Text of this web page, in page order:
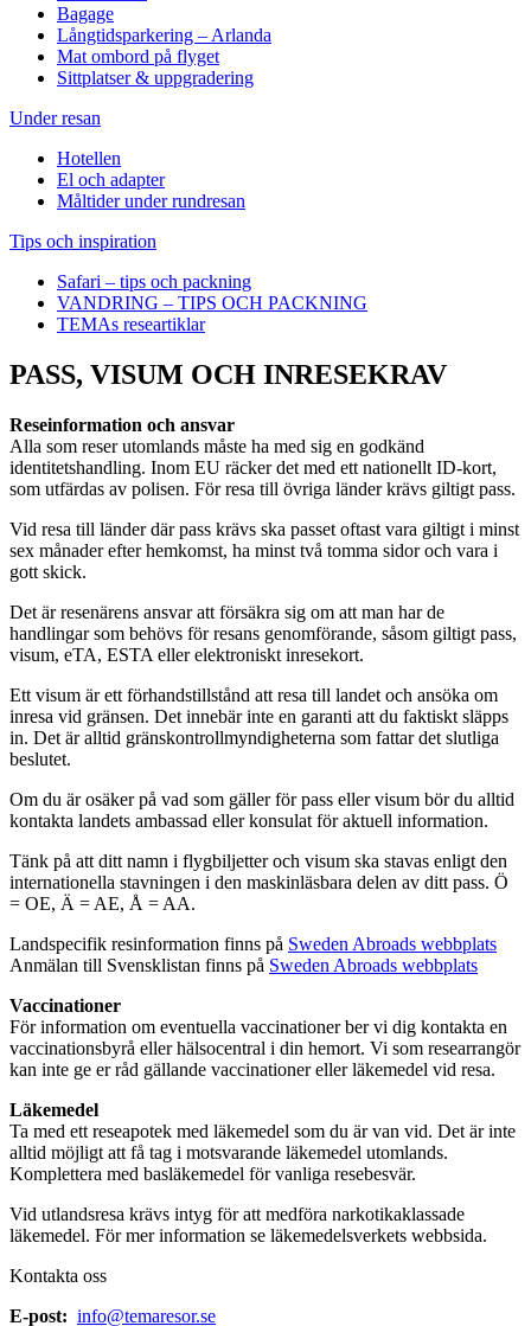
Bagage
Långtidsparkering – Arlanda
Mat ombord på flyget
Sittplatser & uppgradering
Under resan
Hotellen
El och adapter
Måltider under rundresan
Tips och inspiration
Safari – tips och packning
VANDRING – TIPS OCH PACKNING
TEMAs researtiklar
PASS, VISUM OCH INRESEKRAV
Reseinformation och ansvar
Alla som reser utomlands måste ha med sig en godkänd
identitetshandling. Inom EU räcker det med ett nationellt ID-kort,
som utfärdas av polisen. För resa till övriga länder krävs giltigt pass.
Vid resa till länder där pass krävs ska passet oftast vara giltigt i minst
sex månader efter hemkomst, ha minst två tomma sidor och vara i
gott skick.
Det är resenärens ansvar att försäkra sig om att man har de
handlingar som behövs för resans genomförande, såsom giltigt pass,
visum, eTA, ESTA eller elektroniskt inresekort.
Ett visum är ett förhandstillstånd att resa till landet och ansöka om
inresa vid gränsen. Det innebär inte en garanti att du faktiskt släpps
in. Det är alltid gränskontrollmyndigheterna som fattar det slutliga
beslutet.
Om du är osäker på vad som gäller för pass eller visum bör du alltid
kontakta landets ambassad eller konsulat för aktuell information.
Tänk på att ditt namn i flygbiljetter och visum ska stavas enligt den
internationella stavningen i den maskinläsbara delen av ditt pass. Ö
= OE, Ä = AE, Å = AA.
Landspecifik resinformation finns på Sweden Abroads webbplats
Anmälan till Svensklistan finns på Sweden Abroads webbplats
Vaccinationer
För information om eventuella vaccinationer ber vi dig kontakta en
vaccinationsbyrå eller hälsocentral i din hemort. Vi som researrangör
kan inte ge er råd gällande vaccinationer eller läkemedel vid resa.
Läkemedel
Ta med ett reseapotek med läkemedel som du är van vid. Det är inte
alltid möjligt att få tag i motsvarande läkemedel utomlands.
Komplettera med basläkemedel för vanliga resebesvär.
Vid utlandsresa krävs intyg för att medföra narkotikaklassade
läkemedel. För mer information se läkemedelsverkets webbsida.
Kontakta oss
E-post: info@temaresor.se